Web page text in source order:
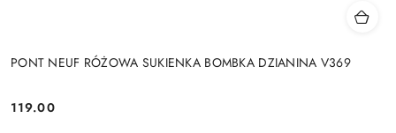
PONT NEUF RÓŻOWA SUKIENKA BOMBKA DZIANINA V369
Cena:
119.00